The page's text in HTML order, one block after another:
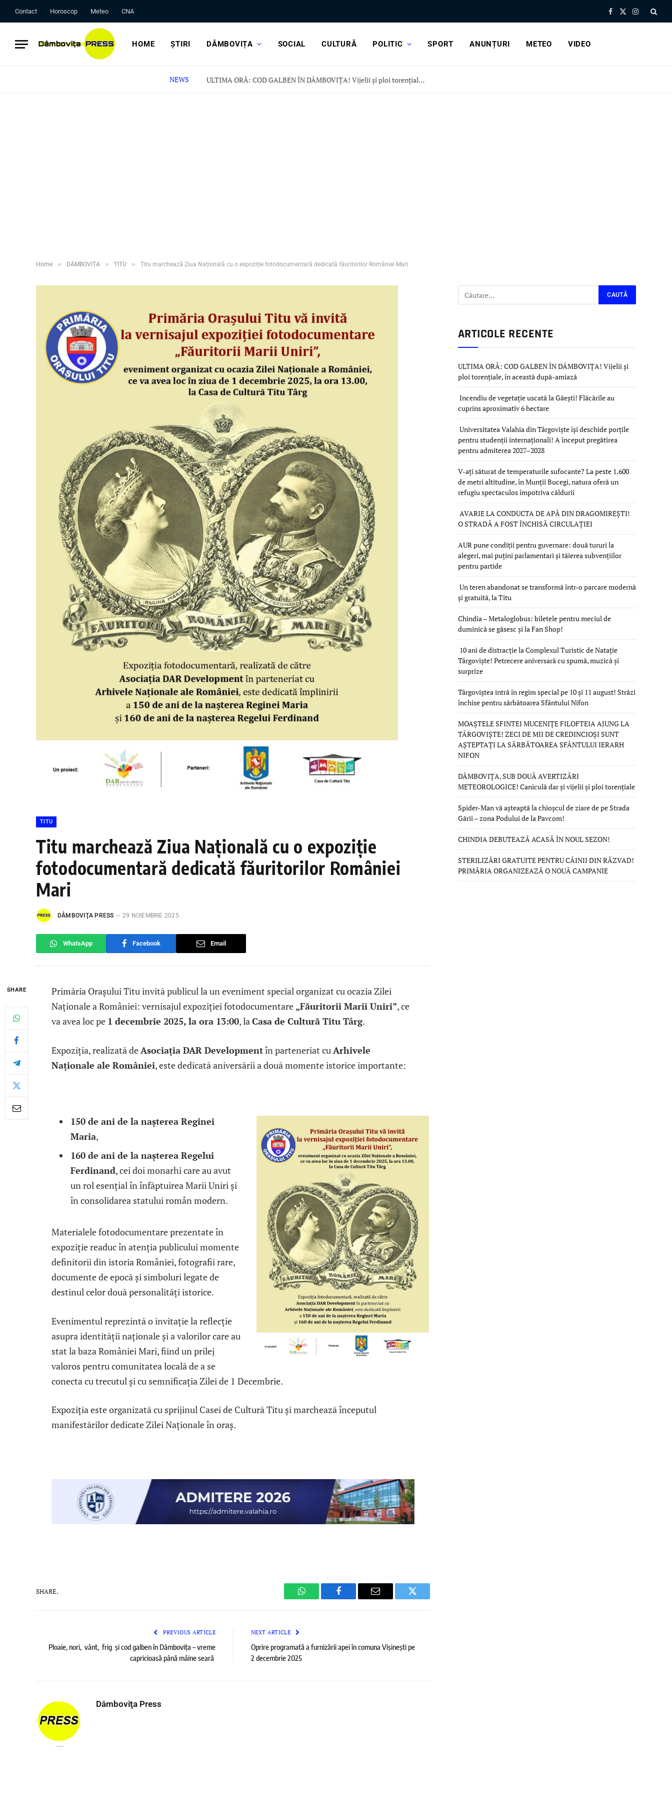
Contact Horoscop Meteo CNA Facebook
X
Instagram
HOME ȘTIRI DÂMBOVIȚA SOCIAL CULTURĂ POLITIC SPORT ANUNȚURI METEO VIDEO
NEWS ULTIMA ORĂ: COD GALBEN ÎN DÂMBOVIȚA! Vijelii și ploi torențiale, în această după-amiază
Home » DÂMBOVIȚA » TITU » Titu marchează Ziua Națională cu o expoziție fotodocumentară dedicată făuritorilor României Mari
TITU
Titu marchează Ziua Națională cu o expoziție
fotodocumentară dedicată făuritorilor României
Mari
DÂMBOVIŢA PRESS 29 NOIEMBRIE 2025
WhatsApp Facebook Email
SHARE
Primăria Orașului Titu invită publicul la un eveniment special organizat cu ocazia Zilei
Naționale a României: vernisajul expoziției fotodocumentare „Făuritorii Marii Uniri”, ce
va avea loc pe 1 decembrie 2025, la ora 13:00, laCasa de Cultură Titu Târg.
Expoziția, realizată deAsociația DAR Developmentîn parteneriat cu Arhivele
Naționale ale României, este dedicată aniversării a două momente istorice importante:
150 de ani de la nașterea Reginei
Maria,
160 de ani de la nașterea Regelui
Ferdinand, cei doi monarhi care au avut
un rol esențial în înfăptuirea Marii Uniri și
în consolidarea statului român modern.
Materialele fotodocumentare prezentate în
expoziție readuc în atenția publicului momente
definitorii din istoria României, fotografii rare,
documente de epocă și simboluri legate de
destinul celor două personalități istorice.
Evenimentul reprezintă o invitație la reflecție
asupra identității naționale și a valorilor care au
stat la baza României Mari, fiind un prilej
valoros pentru comunitatea locală de a se
conecta cu trecutul și cu semnificația Zilei de 1 Decembrie.
Expoziția este organizată cu sprijinul Casei de Cultură Titu și marchează începutul
manifestărilor dedicate Zilei Naționale în oraș.
SHARE.
WhatsAppFacebook Email Twitter
PREVIOUS ARTICLE
Ploaie, nori, vânt, frig și cod galben în Dâmbovița – vreme
capricioasă până mâine seară
NEXT ARTICLE
Oprire programată a furnizării apei în comuna Vișinești pe
2 decembrie 2025
Dâmboviţa Press
ARTICOLE RECENTE
ULTIMA ORĂ: COD GALBEN ÎN DÂMBOVIȚA! Vijelii și
ploi torențiale, în această după-amiază
Incendiu de vegetație uscată la Găești! Flăcările au
cuprins aproximativ 6 hectare
Universitatea Valahia din Târgoviște își deschide porțile
pentru studenții internaționali! A început pregătirea
pentru admiterea 2027–2028
V-ați săturat de temperaturile sufocante? La peste 1.600
de metri altitudine, în Munții Bucegi, natura oferă un
refugiu spectaculos împotriva căldurii
AVARIE LA CONDUCTA DE APĂ DIN DRAGOMIREȘTI!
O STRADĂ A FOST ÎNCHISĂ CIRCULAȚIEI
AUR pune condiții pentru guvernare: două tururi la
alegeri, mai puțini parlamentari și tăierea subvențiilor
pentru partide
Un teren abandonat se transformă într-o parcare modernă
și gratuită, la Titu
Chindia – Metaloglobus: biletele pentru meciul de
duminică se găsesc și la Fan Shop!
10 ani de distracție la Complexul Turistic de Natație
Târgoviște! Petrecere aniversară cu spumă, muzică și
surprize
Târgoviștea intră în regim special pe 10 și 11 august! Străzi
închise pentru sărbătoarea Sfântului Nifon
MOAȘTELE SFINTEI MUCENIȚE FILOFTEIA AJUNG LA
TÂRGOVIȘTE! ZECI DE MII DE CREDINCIOȘI SUNT
AȘTEPTAȚI LA SĂRBĂTOAREA SFÂNTULUI IERARH
NIFON
DÂMBOVIȚA, SUB DOUĂ AVERTIZĂRI
METEOROLOGICE! Caniculă dar și vijelii și ploi torențiale
Spider-Man vă așteaptă la chioșcul de ziare de pe Strada
Gării – zona Podului de la Pavcom!
CHINDIA DEBUTEAZĂ ACASĂ ÎN NOUL SEZON!
STERILIZĂRI GRATUITE PENTRU CÂINII DIN RĂZVAD!
PRIMĂRIA ORGANIZEAZĂ O NOUĂ CAMPANIE